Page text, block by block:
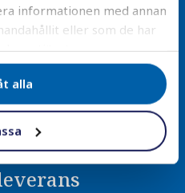
informationen med annan
eller som de har
tjänster.
alla
mer